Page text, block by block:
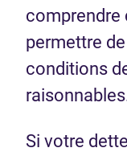
comprendre
permettre
conditions
Si votre